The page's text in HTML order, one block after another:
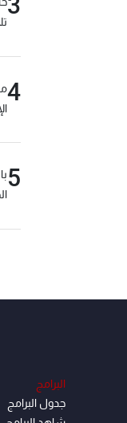
4
5
البرامج
جدول البرامج